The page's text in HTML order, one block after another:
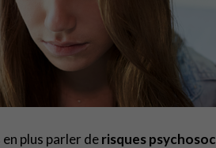
plus parler derisques